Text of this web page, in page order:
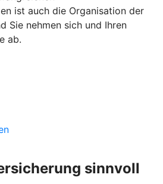
ist auch die Organisation der
Sie nehmen sich und Ihren
ab.
sinnvoll